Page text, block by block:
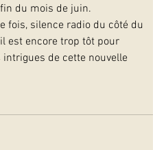
du mois de juin.
fois, silence radio du côté du
est encore trop tôt pour
intrigues de cette nouvelle